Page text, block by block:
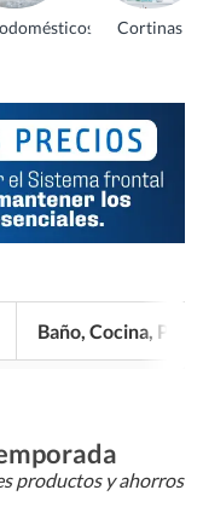
Cortinas
Baño, Cocina, Pisos
productos y ahorros